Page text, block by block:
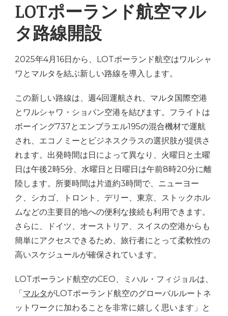
LOTポーランド航空マル
タ路線開設
2025年4月16日から、LOTポーランド航空はワルシャ
ワとマルタを結ぶ新しい路線を導入します。
この新しい路線は、週4回運航され、マルタ国際空港
とワルシャワ・ショパン空港を結びます。フライトは
ボーイング737とエンブラエル195の混合機材で運航
され、エコノミーとビジネスクラスの選択肢が提供さ
れます。出発時間は日によって異なり、火曜日と土曜
日は午後2時5分、水曜日と日曜日は午前8時20分に離
陸します。所要時間は片道約3時間で、ニューヨー
ク、シカゴ、トロント、デリー、東京、ストックホル
ムなどの主要目的地への便利な接続も利用できます。
さらに、ドイツ、オーストリア、スイスの空港からも
簡単にアクセスできるため、旅行者にとって柔軟性の
高いスケジュールが確保されています。
LOTポーランド航空のCEO、ミハル・フィジョルは、
「マルタがLOTポーランド航空のグローバルルートネ
ットワークに加わることを非常に嬉しく思います」と